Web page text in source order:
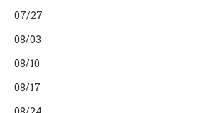
07/27
08/03
08/10
08/17